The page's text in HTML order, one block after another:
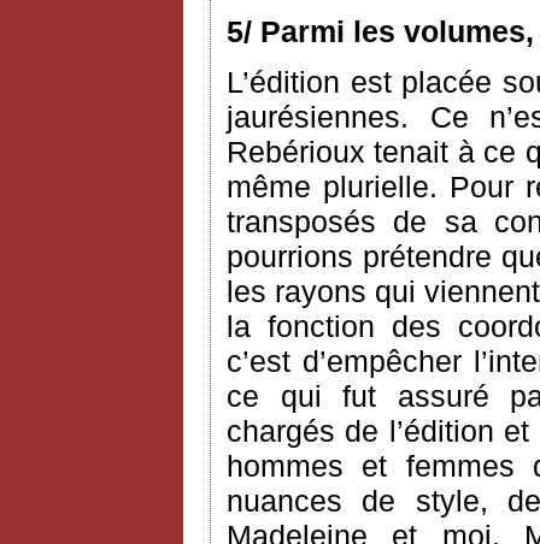
5/ Parmi les
L’édition est placée
jaurésiennes. Ce
Rebérioux tenait à ce
même plurielle. Pour
transposés de sa
pourrions prétendre
les rayons qui
la fonction des
c’est d’empêcher
ce qui fut assuré
chargés de l’édition
hommes et
nuances de style,
Madeleine et moi,